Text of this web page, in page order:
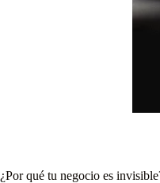
¿Por qué tu negocio es